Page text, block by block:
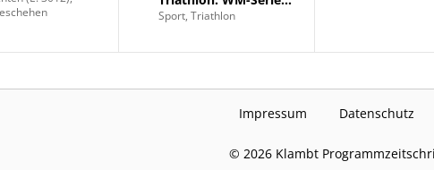
Mixed Staffel
Sport, Triathlon
Impressum Datenschutz
© 2026 Klambt